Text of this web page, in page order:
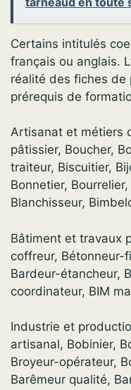
Certains intitulés
français ou anglais.
réalité des fiches de
prérequis de
Artisanat et métiers
pâtissier, Boucher,
traiteur, Biscuitier,
Bonnetier,
Blanchisseur,
Bâtiment et travaux
coffreur, Bétonneur-
Bardeur-étancheur,
coordinateur, BIM
Industrie et
artisanal, Bobinier,
Broyeur-opérateur,
Barêmeur qualité,